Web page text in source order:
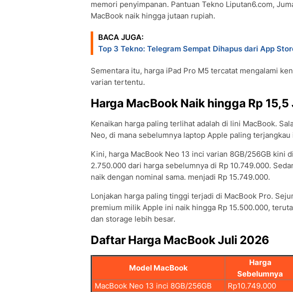
memori penyimpanan. Pantuan Tekno Liputan6.com,
MacBook naik hingga jutaan rupiah.
BACA JUGA:
Top 3 Tekno: Telegram Sempat Dihapus dari App
Sementara itu, harga iPad Pro M5 tercatat mengalami
varian tertentu.
Harga MacBook Naik hingga Rp 15,5
Kenaikan harga paling terlihat adalah di lini MacBook.
Neo, di mana sebelumnya laptop Apple paling
Kini, harga MacBook Neo 13 inci varian 8GB/256GB kini
2.750.000 dari harga sebelumnya di Rp 10.749.000.
naik dengan nominal sama. menjadi Rp 15.749.000.
Lonjakan harga paling tinggi terjadi di MacBook Pro.
premium milik Apple ini naik hingga Rp 15.500.000,
dan storage lebih besar.
Daftar Harga MacBook Juli 2026
Model MacBook
Harga
Sebelumnya
MacBook Neo 13 inci 8GB/256GB
Rp10.749.000